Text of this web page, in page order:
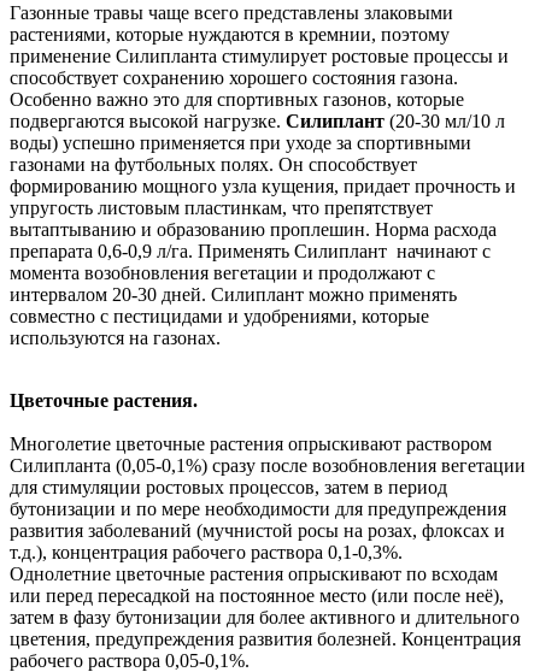
Газонные травы чаще всего представлены злаковыми
растениями, которые нуждаются в кремнии, поэтому
применение Силипланта стимулирует ростовые процессы и
способствует сохранению хорошего состояния газона.
Особенно важно это для спортивных газонов, которые
подвергаются высокой нагрузке. Силиплант (20-30 мл/10 л
воды) успешно применяется при уходе за спортивными
газонами на футбольных полях. Он способствует
формированию мощного узла кущения, придает прочность и
упругость листовым пластинкам, что препятствует
вытаптыванию и образованию проплешин. Норма расхода
препарата 0,6-0,9 л/га. Применять Силиплант начинают с
момента возобновления вегетации и продолжают с
интервалом 20-30 дней. Силиплант можно применять
совместно с пестицидами и удобрениями, которые
используются на газонах.
Цветочные растения.
Многолетие цветочные растения опрыскивают раствором
Силипланта (0,05-0,1%) сразу после возобновления вегетации
для стимуляции ростовых процессов, затем в период
бутонизации и по мере необходимости для предупреждения
развития заболеваний (мучнистой росы на розах, флоксах и
т.д.), концентрация рабочего раствора 0,1-0,3%.
Однолетние цветочные растения опрыскивают по всходам
или перед пересадкой на постоянное место (или после неё),
затем в фазу бутонизации для более активного и длительного
цветения, предупреждения развития болезней. Концентрация
рабочего раствора 0,05-0,1%.